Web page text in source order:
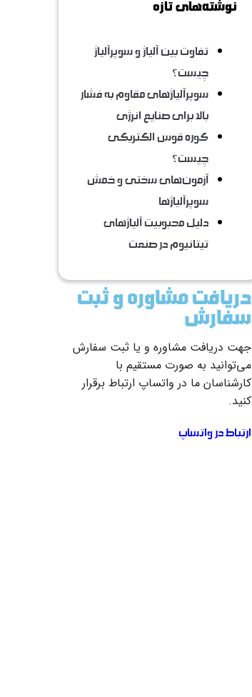
نوشته‌های تازه
تفاوت بین آلیاژ و سوپرآلیاژ
چیست؟
سوپرآلیاژهای مقاوم به فشار
بالا برای صنایع انرژی
کوره قوس الکتریکی
چیست؟
آزمون‌های سختی و خمش
سوپرآلیاژها
دلیل محبوبیت آلیاژهای
تیتانیوم در صنعت
دریافت مشاوره و ثبت
سفارش
جهت دریافت مشاوره و یا ثبت سفارش
می‌توانید به صورت مستقیم با
کارشناسان ما در واتساپ ارتباط برقرار
کنید.
ارتباط در واتساپ